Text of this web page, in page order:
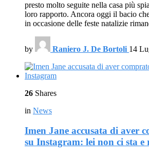
presto molto seguite nella casa più
loro rapporto. Ancora oggi il bacio
in occasione delle feste natalizie
by Raniero J. De Bortoli 14
26 Shares
in News
Imen Jane accusata di aver
su Instagram: lei non ci sta e